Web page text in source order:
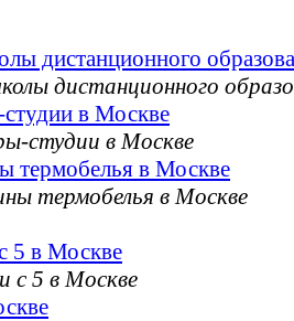
дистанционного
в Москве
термобелья в Москве
5 в Москве